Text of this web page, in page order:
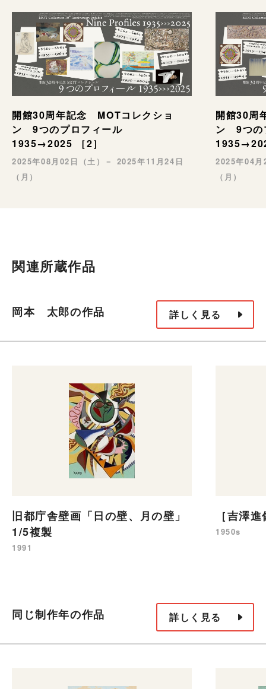
開館30周年記念 MOTコレクショ
ン 9つのプロフィール
1935→2025 ［2］
2025年08月02日（土）－ 2025年11月24日
（月）
開館30周
ン 9つ
2025年04
（月）
関連所蔵作品
岡本 太郎の作品 詳しく見る
旧都庁舎壁画「日の壁、月の壁」
1/5複製
1991
［吉澤
1950s
同じ制作年の作品 詳しく見る